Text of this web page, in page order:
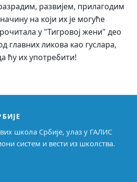
развијем, прилагодим
на који их је могуће
у "Тигровој жени" део
главних ликова као гуслара,
ћу их употребити!
школа Србије, улаз у ГАЛИС
систем и вести из школства.